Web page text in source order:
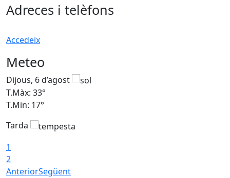
Adreces i telèfons
Accedeix
Meteo
Dijous, 6 d’agost
T.Màx: 33°
T.Min: 17°
Tarda
1
2
AnteriorSegüent